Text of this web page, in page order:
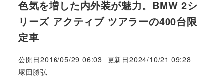
色気を増した内外装が魅力。BMW 2シ
リーズ アクティブ ツアラーの400台限
定車
公開日2016/05/29 06:03 更新日2024/10/21 09:28
著
塚田勝弘